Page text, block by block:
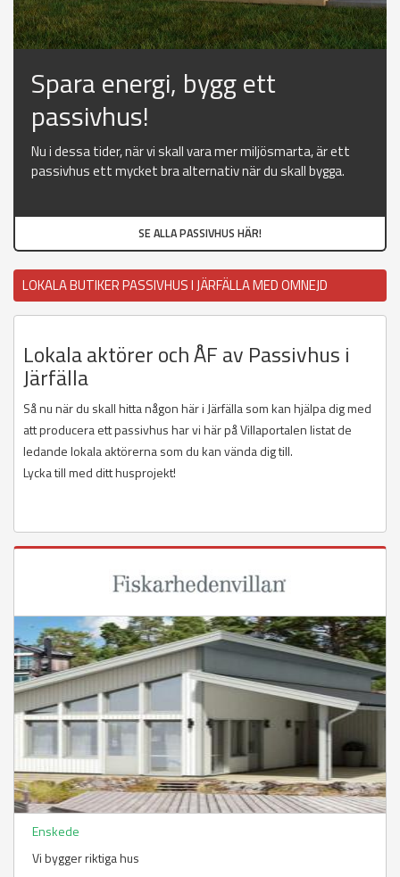
Spara energi, bygg ett
passivhus!
Nu i dessa tider, när vi skall vara mer miljösmarta, är ett
passivhus ett mycket bra alternativ när du skall bygga.
SE ALLA PASSIVHUS HÄR!
LOKALA BUTIKER PASSIVHUS I JÄRFÄLLA MED OMNEJD
Lokala aktörer och ÅF av Passivhus i
Järfälla
Så nu när du skall hitta någon här i Järfälla som kan hjälpa dig med
att producera ett passivhus har vi här på Villaportalen listat de
ledande lokala aktörerna som du kan vända dig till.
Lycka till med ditt husprojekt!
Enskede
Vi bygger riktiga hus